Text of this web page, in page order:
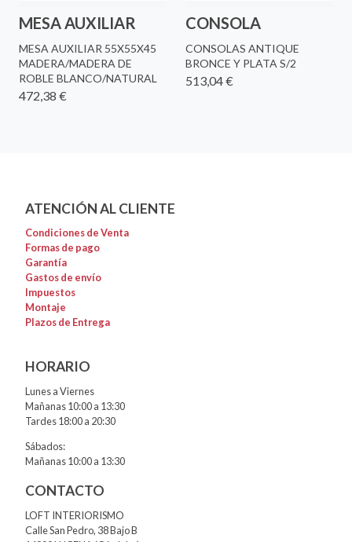
MESA AUXILIAR
MESA AUXILIAR 55X55X45
MADERA/MADERA DE
ROBLE BLANCO/NATURAL
472,38 €
CONSOLA
CONSOLAS ANTIQUE
BRONCE Y PLATA S/2
513,04 €
ATENCIÓN AL CLIENTE
Condiciones de Venta
Formas de pago
Garantía
Gastos de envío
Impuestos
Montaje
Plazos de Entrega
HORARIO
Lunes a Viernes
Mañanas 10:00 a 13:30
Tardes 18:00 a 20:30
Sábados:
Mañanas 10:00 a 13:30
CONTACTO
LOFT INTERIORISMO
Calle San Pedro, 38 Bajo B